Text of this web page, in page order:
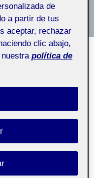
– Aula 2
gráfica
10 junio, 2025
de
a partir de tus
aceptar, rechazar
clic abajo,
política de